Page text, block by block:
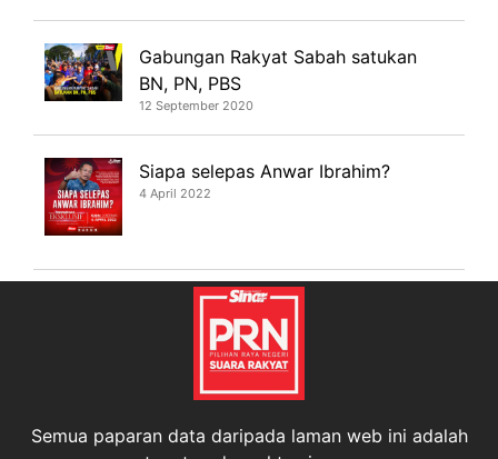
Gabungan Rakyat Sabah satukan
BN, PN, PBS
12 September 2020
Siapa selepas Anwar Ibrahim?
4 April 2022
Semua paparan data daripada laman web ini adalah